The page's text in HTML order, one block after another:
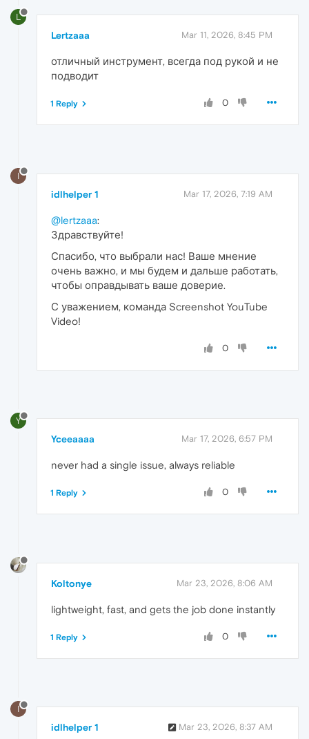
L
Lertzaaa Mar 11, 2026, 8:45 PM
отличный инструмент, всегда под рукой и не
подводит
0
1 Reply
I
idlhelper 1 Mar 17, 2026, 7:19 AM
@lertzaaa:
Здравствуйте!
Спасибо, что выбрали нас! Ваше мнение
очень важно, и мы будем и дальше работать,
чтобы оправдывать ваше доверие.
С уважением, команда Screenshot YouTube
Video!
0
Y
Yceeaaaa Mar 17, 2026, 6:57 PM
never had a single issue, always reliable
0
1 Reply
Koltonye Mar 23, 2026, 8:06 AM
lightweight, fast, and gets the job done instantly
0
1 Reply
I
idlhelper 1 Mar 23, 2026, 8:37 AM